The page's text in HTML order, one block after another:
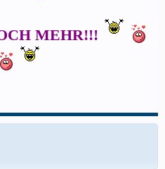
MEHR!!!